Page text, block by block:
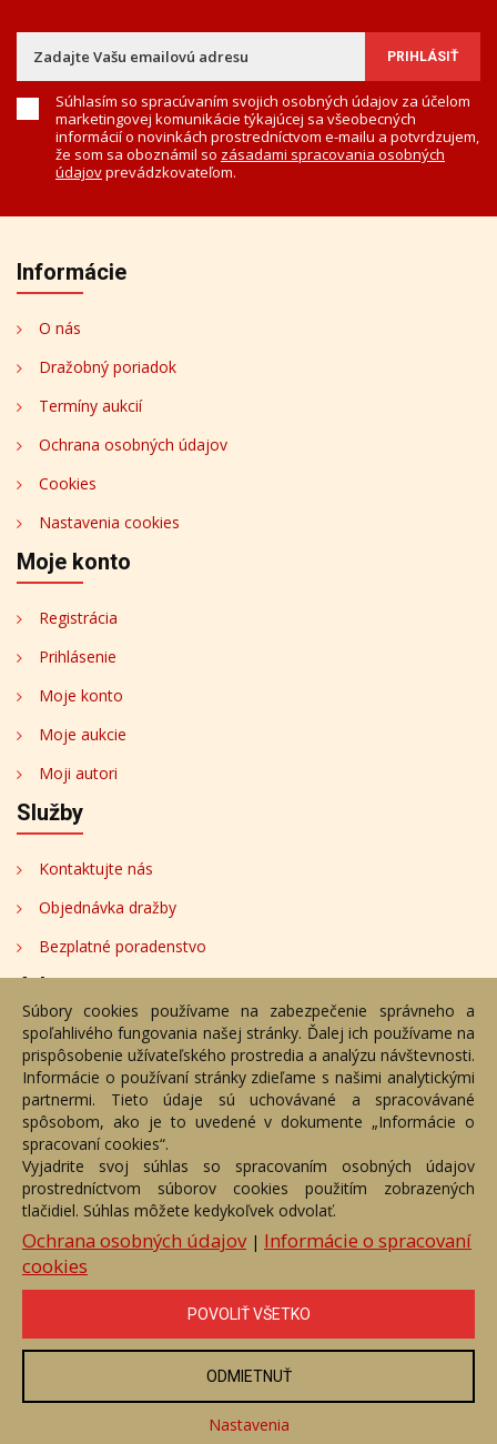
Súhlasím so spracúvaním svojich osobných údajov za účelom
marketingovej komunikácie týkajúcej sa všeobecných
informácií o novinkách prostredníctvom e-mailu a potvrdzujem,
že som sa oboznámil so zásadami spracovania osobných
údajovprevádzkovateľom.
Informácie
O nás
Dražobný poriadok
Termíny aukcií
Ochrana osobných údajov
Cookies
Nastavenia cookies
Moje konto
Registrácia
Prihlásenie
Moje konto
Moje aukcie
Moji autori
Služby
Kontaktujte nás
Objednávka dražby
Bezplatné poradenstvo
Adresa
Nižný Hrušov 333, 094 22, Slovenská republika
+421 905 356 921
+421 905 959 101
dartesro@dartesro.sk
Hlavná stránka Aukčný katalóg
Objednávka dražby
Termíny aukcií
Online Aukcia
DARTE AUKČNÁ SPOLOČNOSŤ s.r.o. © 2007 - 2026
Akékoľvek používanie obrazových a textových súčastí tejto stránky je
podmienené výslovným súhlasom jej vlastníka. Všetky práva sú
vyhradené.
Súbory cookies používame na zabezpečenie správneho a
spoľahlivého fungovania našej stránky. Ďalej ich používame na
prispôsobenie užívateľského prostredia a analýzu návštevnosti.
Informácie o používaní stránky zdieľame s našimi analytickými
partnermi. Tieto údaje sú uchovávané a spracovávané
spôsobom, ako je to uvedené v dokumente „Informácie o
spracovaní cookies“.
Vyjadrite svoj súhlas so spracovaním osobných údajov
prostredníctvom súborov cookies použitím zobrazených
tlačidiel. Súhlas môžete kedykoľvek odvolať.
Ochrana osobných údajov| Informácie o spracovaní
cookies
POVOLIŤ VŠETKO
ODMIETNUŤ
Nastavenia